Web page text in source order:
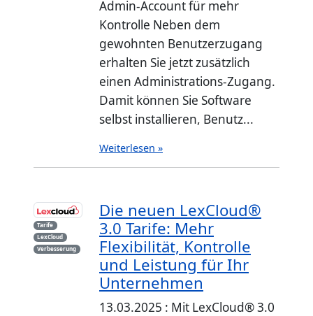
Admin-Account für mehr
Kontrolle Neben dem
gewohnten Benutzerzugang
erhalten Sie jetzt zusätzlich
einen Administrations-Zugang.
Damit können Sie Software
selbst installieren, Benutz...
Weiterlesen »
Tarife
LexCloud
Verbesserung
Die neuen LexCloud®
3.0 Tarife: Mehr
Flexibilität, Kontrolle
und Leistung für Ihr
Unternehmen
13.03.2025 : Mit LexCloud® 3.0